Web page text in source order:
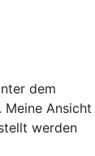
dem
Meine Ansicht
werden